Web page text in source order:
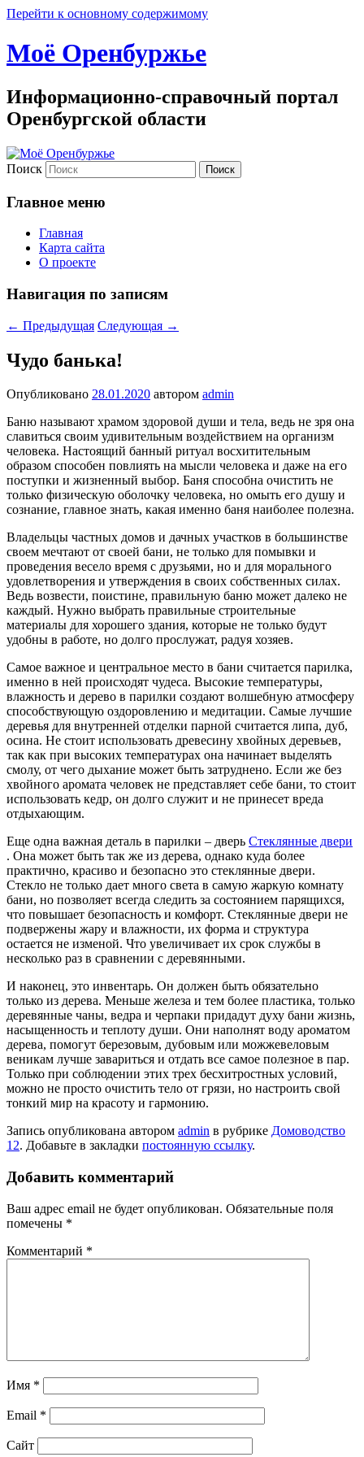
Перейти к основному содержимому
Моё Оренбуржье
Информационно-справочный портал
Оренбургской области
Поиск
Главное меню
Главная
Карта сайта
О проекте
Навигация по записям
← Предыдущая Следующая →
Чудо банька!
Опубликовано 28.01.2020 автором admin
Баню называют храмом здоровой души и тела, ведь не зря она
славиться своим удивительным воздействием на организм
человека. Настоящий банный ритуал восхитительным
образом способен повлиять на мысли человека и даже на его
поступки и жизненный выбор. Баня способна очистить не
только физическую оболочку человека, но омыть его душу и
сознание, главное знать, какая именно баня наиболее полезна.
Владельцы частных домов и дачных участков в большинстве
своем мечтают от своей бани, не только для помывки и
проведения весело время с друзьями, но и для морального
удовлетворения и утверждения в своих собственных силах.
Ведь возвести, поистине, правильную баню может далеко не
каждый. Нужно выбрать правильные строительные
материалы для хорошего здания, которые не только будут
удобны в работе, но долго прослужат, радуя хозяев.
Самое важное и центральное место в бани считается парилка,
именно в ней происходят чудеса. Высокие температуры,
влажность и дерево в парилки создают волшебную атмосферу
способствующую оздоровлению и медитации. Самые лучшие
деревья для внутренней отделки парной считается липа, дуб,
осина. Не стоит использовать древесину хвойных деревьев,
так как при высоких температурах она начинает выделять
смолу, от чего дыхание может быть затруднено. Если же без
хвойного аромата человек не представляет себе бани, то стоит
использовать кедр, он долго служит и не принесет вреда
отдыхающим.
Еще одна важная деталь в парилки – дверь Стеклянные двери
. Она может быть так же из дерева, однако куда более
практично, красиво и безопасно это стеклянные двери.
Стекло не только дает много света в самую жаркую комнату
бани, но позволяет всегда следить за состоянием парящихся,
что повышает безопасность и комфорт. Стеклянные двери не
подвержены жару и влажности, их форма и структура
остается не изменой. Что увеличивает их срок службы в
несколько раз в сравнении с деревянными.
И наконец, это инвентарь. Он должен быть обязательно
только из дерева. Меньше железа и тем более пластика, только
деревянные чаны, ведра и черпаки придадут духу бани жизнь,
насыщенность и теплоту души. Они наполнят воду ароматом
дерева, помогут березовым, дубовым или можжевеловым
веникам лучше завариться и отдать все самое полезное в пар.
Только при соблюдении этих трех бесхитростных условий,
можно не просто очистить тело от грязи, но настроить свой
тонкий мир на красоту и гармонию.
Запись опубликована автором admin в рубрике Домоводство
12. Добавьте в закладки постоянную ссылку.
Добавить комментарий
Ваш адрес email не будет опубликован. Обязательные поля
помечены *
Комментарий *
Имя *
Email *
Сайт